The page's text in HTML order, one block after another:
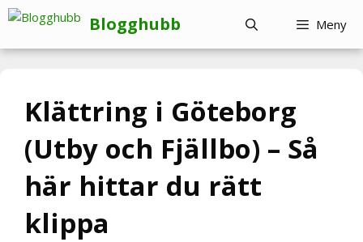
Hoppa
innehåll
Blogghubb Meny
Klättring i Göteborg
(Utby och Fjällbo) – Så
här hittar du rätt
klippa